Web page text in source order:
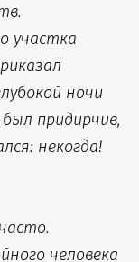
участка
ночи
придирчив,
некогда!
человека